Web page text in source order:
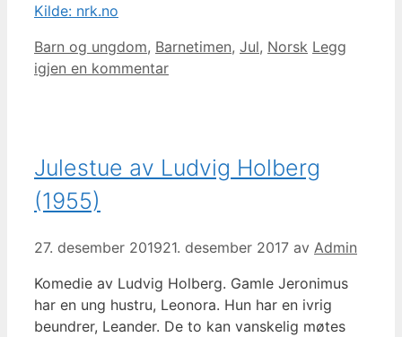
Kilde: nrk.no
Kategorier
Barn og ungdom, Barnetimen, Jul, Norsk Legg
igjen en kommentar
Julestue av Ludvig Holberg
(1955)
27. desember 201921. desember 2017 av Admin
Komedie av Ludvig Holberg. Gamle Jeronimus
har en ung hustru, Leonora. Hun har en ivrig
beundrer, Leander. De to kan vanskelig møtes